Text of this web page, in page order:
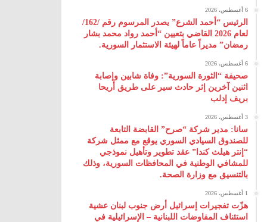
6 أغسطس، 2026
الرئيس “أحمد الشرع” يصدر المرسوم رقم /162/
لعام 2026 ‌القاضي بتعيين “أحمد رواد محمد بشار
رمضان” مديراً عاماً لهيئة ‌الاستثمار السورية.
6 أغسطس، 2026
صحيفة “الثورة السورية”: وفاة شابين وإصابة
اثنين آخرين إثر حادث سير على طريق أريحا
بريف إدلب
3 أغسطس، 2026
سانا: مدير شركة “صرح” القابضة التابعة
للصندوق السيادي السوري يوقع مع ممثل شركة
“إنتر هيلث كندا” عقد تطوير وتأهيل نموذجي
للمشافي الوطنية في المحافظات السورية، وذلك
بالتنسيق مع وزارة الصحة.
1 أغسطس، 2026
هزّت تفجيرات إسرائيل أرض جنوب لبنان عشية
استئناف المفاوضات اللبنانية – الإسرائيلية في